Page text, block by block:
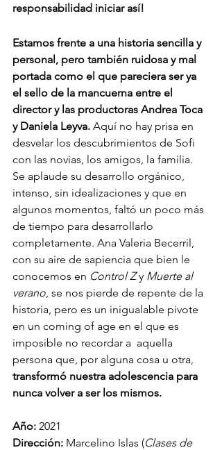
responsabilidad iniciar así!
Estamos frente a una historia sencilla y
personal, pero también ruidosa y mal
portada como el que pareciera ser ya
el sello de la mancuerna entre el
director y las productoras Andrea Toca
y Daniela Leyva. Aquí no hay prisa en
desvelar los descubrimientos de Sofi
con las novias, los amigos, la familia.
Se aplaude su desarrollo orgánico,
intenso, sin idealizaciones y que en
algunos momentos, faltó un poco más
de tiempo para desarrollarlo
completamente. Ana Valeria Becerril,
con su aire de sapiencia que bien le
conocemos en Control Z y Muerte al
verano, se nos pierde de repente de la
historia, pero es un inigualable pivote
en un coming of age en el que es
imposible no recordar a  aquella
persona que, por alguna cosa u otra,
transformó nuestra adolescencia para
nunca volver a ser los mismos.
Año: 2021
Dirección: Marcelino Islas (Clases de